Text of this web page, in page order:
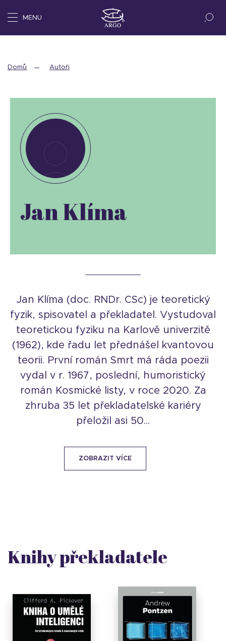
MENU
Domů Autoři
Jan Klíma
Jan Klíma (doc. RNDr. CSc) je teoretický
fyzik, spisovatel a překladatel. Vystudoval
teoretickou fyziku na Karlově univerzitě
(1962), kde řadu let přednášel kvantovou
teorii. První román Smrt má ráda poezii
vydal v r. 1967, poslední, humoristický
román Kosmické listy, v roce 2020. Za
zhruba 35 let překladatelské kariéry
přeložil asi 50...
ZOBRAZIT VÍCE
Knihy překladatele